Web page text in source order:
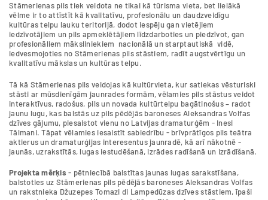
Stāmerienas pils tiek veidota ne tikai kā tūrisma vieta, bet lielākā
vēlme ir to attīstīt kā kvalitatīvu, profesionālu un daudzveidīgu
kultūras telpu lauku teritorijā, dodot iespēju gan vietējiem
iedzīvotājiem un pils apmeklētājiem līdzdarboties un piedzīvot, gan
profesionāliem māksliniekiem nacionālā un starptautiskā vidē,
iedvesmojoties no Stāmerienas pils stāstiem, radīt augstvērtīgu un
kvalitatīvu mākslas un kultūras telpu.
Tā kā Stāmerienas pils veidojas kā kultūrvieta, kur satiekas vēsturiski
stāsti ar mūsdienīgām jaunrades formām, vēlamies pils stāstus veidot
interaktīvus, radošus, pils un novada kultūrtelpu bagātinošus – radot
jaunu lugu, kas balstās uz pils pēdējās baroneses Aleksandras Volfas
dzīves gājumu, piesaistot vienu no Latvijas dramaturģēm - Inesi
Tālmani. Tāpat vēlamies iesaistīt sabiedrību - brīvprātīgos pils teātra
aktierus un dramaturģijas interesentus jaunradē, kā arī nākotnē -
jaunās, uzrakstītās, lugas iestudēšanā, izrādes radīšanā un izrādīšanā.
Projekta mērķis - pētniecībā balstītas jaunas lugas sarakstīšana,
balstoties uz Stāmerienas pils pēdējās baroneses Aleksandras Volfas
un rakstnieka Džuzepes Tomazi di Lampedūzas dzīves stāstiem, īpaši